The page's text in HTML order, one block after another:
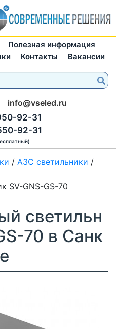
Полезная информация
Контакты Вакансии
info@vseled.ru
92-31
92-31
/ АЗС светильники /
SV-GNS-GS-70
светильн
70 в Санк